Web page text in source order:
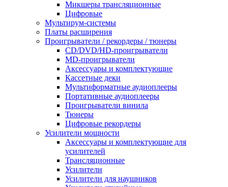
Микшеры трансляционные
Цифровые
Мультирум-системы
Платы расширения
Проигрыватели / рекордеры / тюнеры
CD/DVD/HD-проигрыватели
MD-проигрыватели
Аксессуары и комплектующие
Кассетные деки
Мультиформатные аудиоплееры
Портативные аудиоплееры
Проигрыватели винила
Тюнеры
Цифровые рекордеры
Усилители мощности
Аксессуары и комплектующие для
усилителей
Трансляционные
Усилители
Усилители для наушников